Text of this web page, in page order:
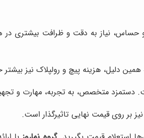
نیاز به دقت و ظرافت بیشتری در
دلیل، هزینه پیچ و رولپلاک نیز بیشتر
متخصص، به تجربه، مهارت و
بر روی قیمت نهایی تاثیرگذار است.